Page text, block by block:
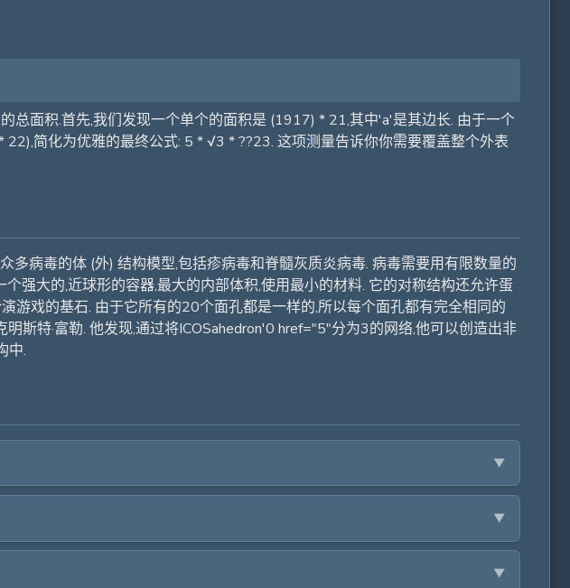
总面积.首先,我们发现一个单个的面积是 (1917) * 21,其中'a'是其边长. 由于一个
简化为优雅的最终公式: 5 * √3 * ??23. 这项测量告诉你你需要覆盖整个外表
病毒的体 (外) 结构模型,包括疹病毒和脊髓灰质炎病毒. 病毒需要用有限数量的
强大的,近球形的容器,最大的内部体积,使用最小的材料. 它的对称结构还允许蛋
游戏的基石. 由于它所有的20个面孔都是一样的,所以每个面孔都有完全相同的
斯特·富勒. 他发现,通过将ICOSahedron'0 href="5"分为3的网络,他可以创造出非
中.